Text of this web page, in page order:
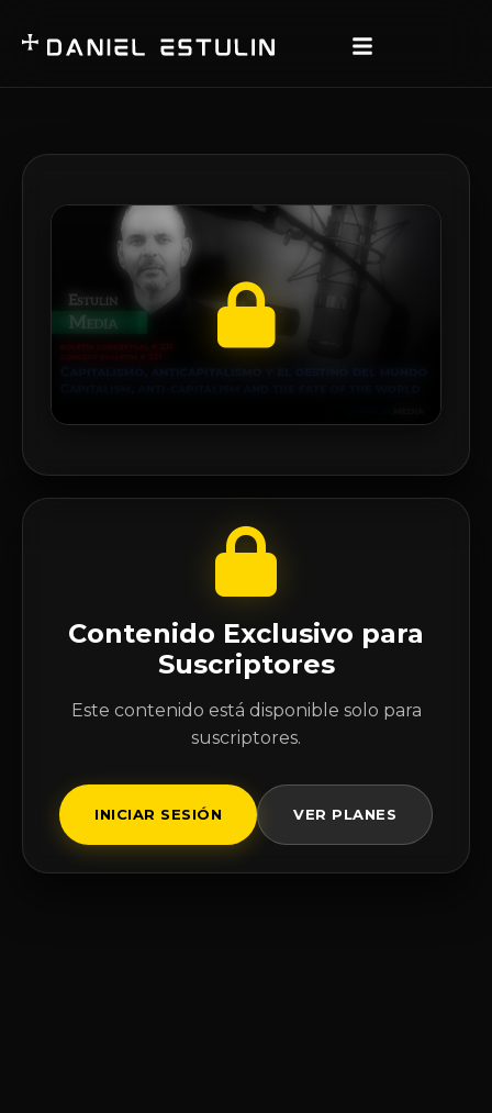
Contenido Exclusivo para
Suscriptores
Este contenido está disponible solo para
suscriptores.
INICIAR SESIÓN VER PLANES